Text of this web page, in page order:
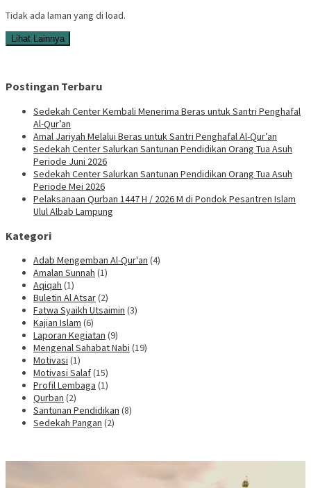
Tidak ada laman yang di load.
Lihat Lainnya
Postingan Terbaru
Sedekah Center Kembali Menerima Beras untuk Santri Penghafal
Al-Qur’an
Amal Jariyah Melalui Beras untuk Santri Penghafal Al-Qur’an
Sedekah Center Salurkan Santunan Pendidikan Orang Tua Asuh
Periode Juni 2026
Sedekah Center Salurkan Santunan Pendidikan Orang Tua Asuh
Periode Mei 2026
Pelaksanaan Qurban 1447 H / 2026 M di Pondok Pesantren Islam
Ulul Albab Lampung
Kategori
Adab Mengemban Al-Qur'an (4)
Amalan Sunnah (1)
Aqiqah (1)
Buletin Al Atsar(2)
Fatwa Syaikh Utsaimin (3)
Kajian Islam (6)
Laporan Kegiatan (9)
Mengenal Sahabat Nabi (19)
Motivasi (1)
Motivasi Salaf(15)
Profil Lembaga (1)
Qurban (2)
Santunan Pendidikan (8)
Sedekah Pangan (2)